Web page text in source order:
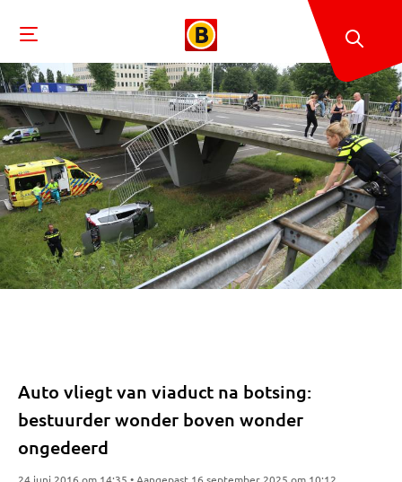
Auto vliegt van viaduct na botsing:
bestuurder wonder boven wonder
ongedeerd